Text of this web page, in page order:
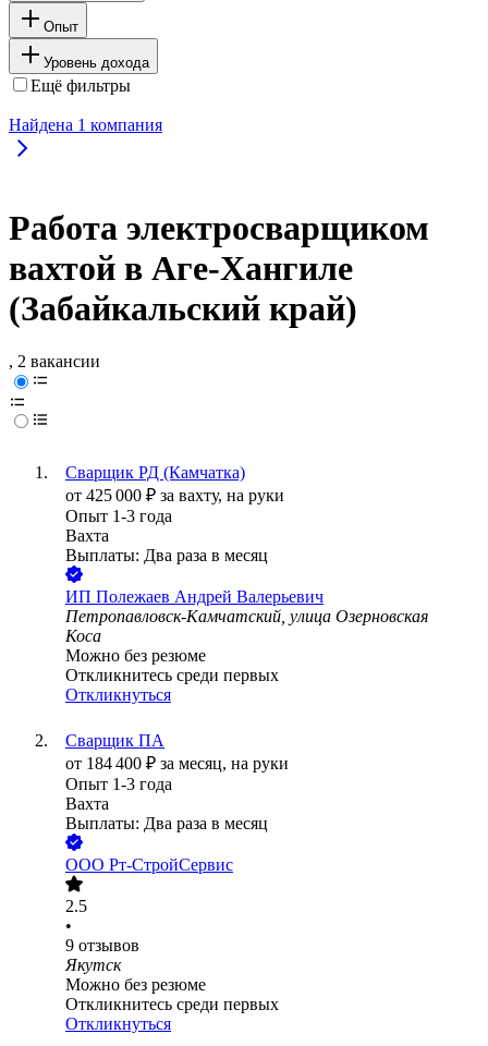
Опыт
Уровень дохода
Ещё фильтры
Найдена 1 компания
Работа электросварщиком
вахтой в Аге-Хангиле
(Забайкальский край)
, 2 вакансии
Сварщик РД (Камчатка)
от 425 000 ₽ за вахту, на руки
Опыт 1-3 года
Вахта
Выплаты: Два раза в месяц
ИП Полежаев Андрей Валерьевич
Петропавловск-Камчатский, улица Озерновская
Коса
Можно без резюме
Откликнитесь среди первых
Откликнуться
Сварщик ПА
от 184 400 ₽ за месяц, на руки
Опыт 1-3 года
Вахта
Выплаты: Два раза в месяц
ООО Рт-СтройСервис
2.5
•
9 отзывов
Якутск
Можно без резюме
Откликнитесь среди первых
Откликнуться